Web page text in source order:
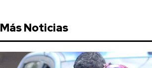
Más Noticias